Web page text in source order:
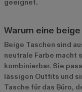
geeignet.
Warum eine
Beige Taschen sind
neutrale Farbe macht
kombinierbar. Sie
lässigen Outfits und
Tasche für das Büro,